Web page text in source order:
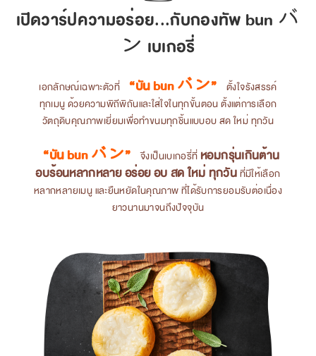
เปิดวาร์ปความอร่อย...กับกองทัพ bun バ
ン เบเกอรี่
เอกลักษณ์เฉพาะตัวที่ “บัน bun バン”
ตั้งใจรังสรรค์
ทุกเมนู ด้วยความพิถีพิถันและใส่ใจในทุกขั้นตอน ตั้งแต่การเลือก
วัตถุดิบคุณภาพเยี่ยมเพื่อทำขนมทุกชิ้นแบบอบ สด ใหม่ ทุกวัน
“บัน bun バン” จึงเป็นเบเกอรี่ที่ หอมกรุ่นเกินต้าน
อบร้อนหลากหลาย อร่อย อบ สด ใหม่ ทุกวันที่มีให้เลือก
หลากหลายเมนู และยืนหยัดในคุณภาพ ที่ได้รับการยอมรับต่อเนื่อง
ยาวนานมาจนถึงปัจจุบัน